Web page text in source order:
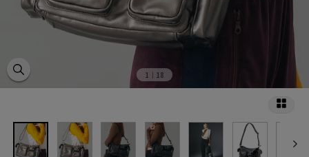
1 ｜18